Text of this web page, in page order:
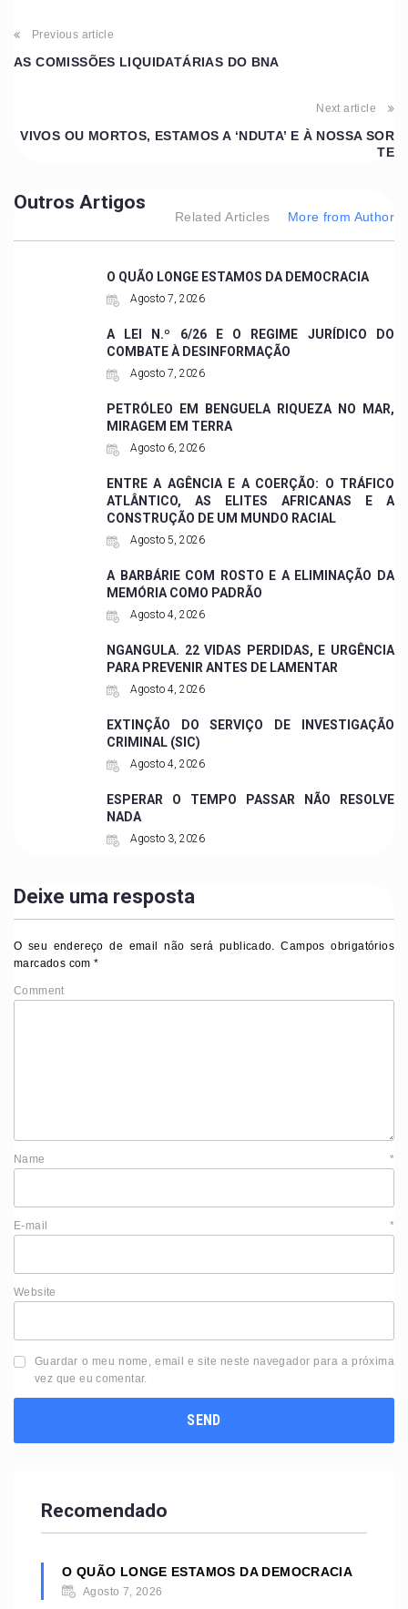
Previous article
AS COMISSÕES LIQUIDATÁRIAS DO BNA
Next article
VIVOS OU MORTOS, ESTAMOS A ‘NDUTA’ E À NOSSA SOR
TE
Outros Artigos
Related Articles More from Author
O QUÃO LONGE ESTAMOS DA DEMOCRACIA
Agosto 7, 2026
A LEI N.º 6/26 E O REGIME JURÍDICO DO
COMBATE À DESINFORMAÇÃO
Agosto 7, 2026
PETRÓLEO EM BENGUELA RIQUEZA NO MAR,
MIRAGEM EM TERRA
Agosto 6, 2026
ENTRE A AGÊNCIA E A COERÇÃO: O TRÁFICO
ATLÂNTICO, AS ELITES AFRICANAS E A
CONSTRUÇÃO DE UM MUNDO RACIAL
Agosto 5, 2026
A BARBÁRIE COM ROSTO E A ELIMINAÇÃO DA
MEMÓRIA COMO PADRÃO
Agosto 4, 2026
NGANGULA. 22 VIDAS PERDIDAS, E URGÊNCIA
PARA PREVENIR ANTES DE LAMENTAR
Agosto 4, 2026
EXTINÇÃO DO SERVIÇO DE INVESTIGAÇÃO
CRIMINAL (SIC)
Agosto 4, 2026
ESPERAR O TEMPO PASSAR NÃO RESOLVE
NADA
Agosto 3, 2026
Deixe uma resposta
O seu endereço de email não será publicado. Campos obrigatórios
marcados com*
Comment
Name *
E-mail *
Website
Guardar o meu nome, email e site neste navegador para a próxima
vez que eu comentar.
Recomendado
O QUÃO LONGE ESTAMOS DA DEMOCRACIA
Agosto 7, 2026